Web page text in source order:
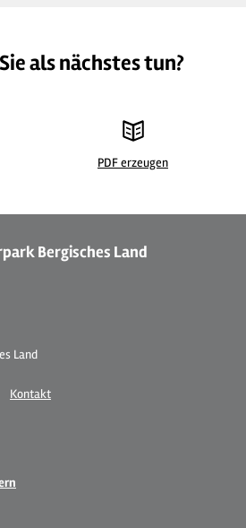
als nächstes tun?
PDF erzeugen
Bergisches Land
Land
Kontakt